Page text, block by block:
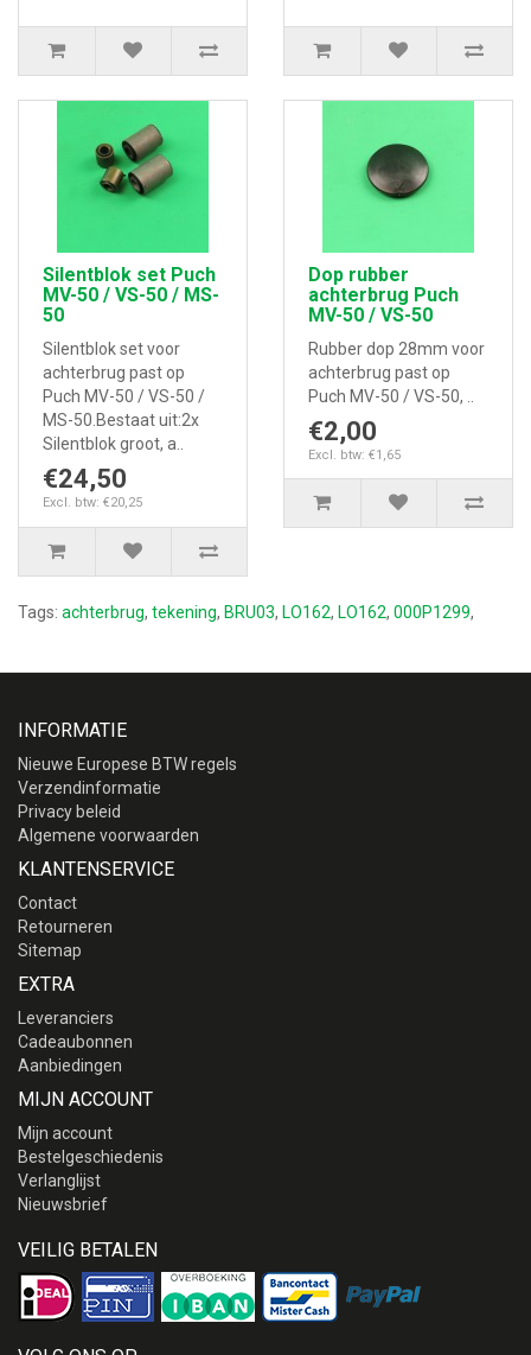
Silentblok set Puch
MV-50 / VS-50 / MS-
50
Silentblok set voor
achterbrug past op
Puch MV-50 / VS-50 /
MS-50.Bestaat uit:2x
Silentblok groot, a..
€24,50
Excl. btw: €20,25
Dop rubber
achterbrug Puch
MV-50 / VS-50
Rubber dop 28mm voor
achterbrug past op
Puch MV-50 / VS-50, ..
€2,00
Excl. btw: €1,65
Tags: achterbrug, tekening, BRU03, LO162, LO162, 000P1299,
INFORMATIE
Nieuwe Europese BTW regels
Verzendinformatie
Privacy beleid
Algemene voorwaarden
KLANTENSERVICE
Contact
Retourneren
Sitemap
EXTRA
Leveranciers
Cadeaubonnen
Aanbiedingen
MIJN ACCOUNT
Mijn account
Bestelgeschiedenis
Verlanglijst
Nieuwsbrief
VEILIG BETALEN